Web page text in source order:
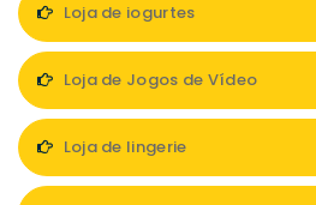
Loja de iogurtes
Loja de Jogos de Vídeo
Loja de lingerie